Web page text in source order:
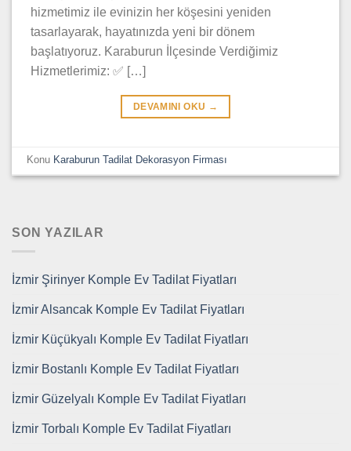
hizmetimiz ile evinizin her köşesini yeniden
tasarlayarak, hayatınızda yeni bir dönem
başlatıyoruz. Karaburun İlçesinde Verdiğimiz
Hizmetlerimiz: ✅ […]
DEVAMINI OKU →
Konu Karaburun Tadilat Dekorasyon Firması
SON YAZILAR
İzmir Şirinyer Komple Ev Tadilat Fiyatları
İzmir Alsancak Komple Ev Tadilat Fiyatları
İzmir Küçükyalı Komple Ev Tadilat Fiyatları
İzmir Bostanlı Komple Ev Tadilat Fiyatları
İzmir Güzelyalı Komple Ev Tadilat Fiyatları
İzmir Torbalı Komple Ev Tadilat Fiyatları